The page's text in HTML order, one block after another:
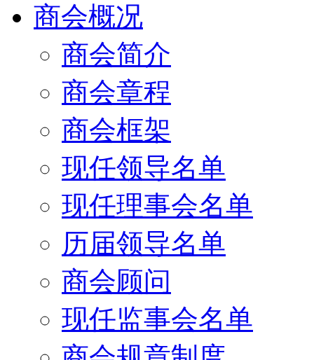
商会概况
商会简介
商会章程
商会框架
现任领导名单
现任理事会名单
历届领导名单
商会顾问
现任监事会名单